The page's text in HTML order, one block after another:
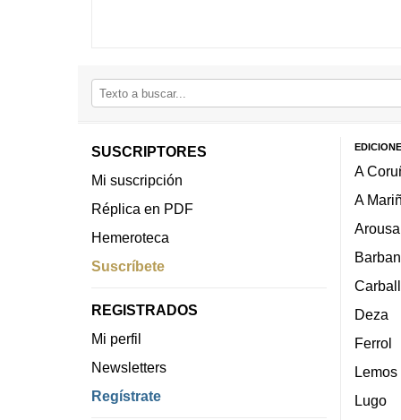
SUSCRIPTORES
Mi suscripción
Réplica en PDF
Hemeroteca
Suscríbete
REGISTRADOS
Mi perfil
Newsletters
Regístrate
A
A
Arousa
Deza
Ferrol
Lemos
Lugo